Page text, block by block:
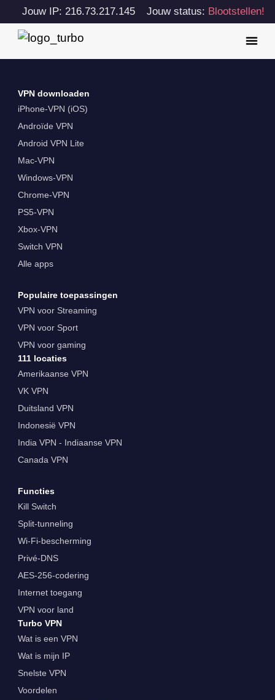
Jouw IP: 216.73.217.145 Jouw status: Blootstellen!
VPN downloaden
iPhone-VPN (iOS)
Androïde VPN
Android VPN Lite
Mac-VPN
Windows-VPN
Chrome-VPN
PS5-VPN
Xbox-VPN
Switch VPN
Alle apps
Populaire toepassingen
VPN voor Streaming
VPN voor Sport
VPN voor gaming
111 locaties
Amerikaanse VPN
VK VPN
Duitsland VPN
Indonesië VPN
India VPN - Indiaanse VPN
Canada VPN
Functies
Kill Switch
Split-tunneling
Wi-Fi-bescherming
Privé-DNS
AES-256-codering
Internet toegang
VPN voor land
Turbo VPN
Wat is een VPN
Wat is mijn IP
Snelste VPN
Voordelen